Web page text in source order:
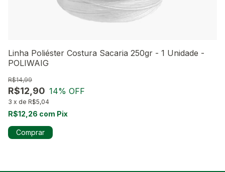
Linha Poliéster Costura Sacaria 250gr - 1 Unidade -
POLIWAIG
R$12,90
R$14,99
14% OFF
3 x de R$5,04
R$12,26 com Pix